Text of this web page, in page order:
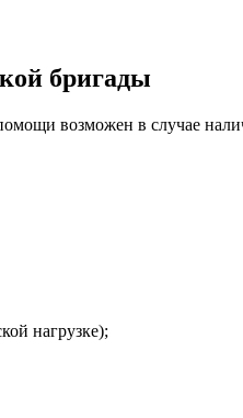
бригады
возможен в случае
нагрузке);